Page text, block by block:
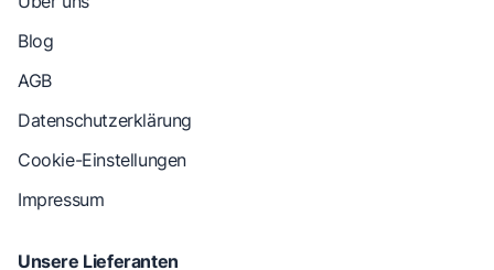
Blog
AGB
Datenschutzerklärung
Cookie-Einstellungen
Impressum
Unsere Lieferanten